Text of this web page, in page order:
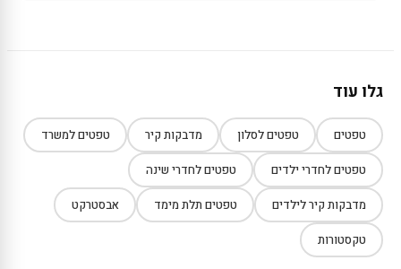
גלו עוד
טפטים טפטים לסלון מדבקות קיר טפטים למשרד
טפטים לחדרי ילדים טפטים לחדרי שינה
מדבקות קיר לילדים טפטים תלת מימד אבסטרקט
טקסטורות